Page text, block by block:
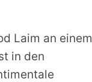
Laim an einem
in den